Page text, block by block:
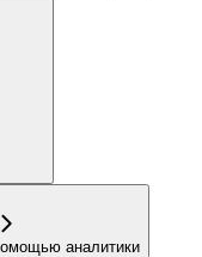
аналитики